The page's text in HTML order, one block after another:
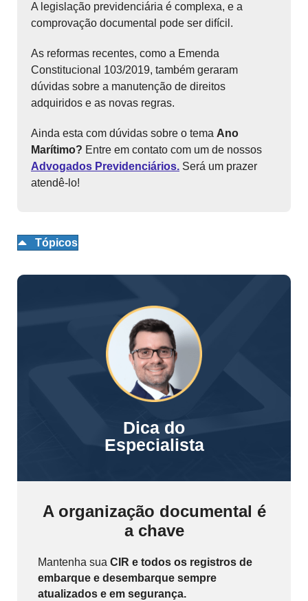
A legislação previdenciária é complexa, e a
comprovação documental pode ser difícil.
As reformas recentes, como a Emenda
Constitucional 103/2019, também geraram
dúvidas sobre a manutenção de direitos
adquiridos e as novas regras.
Ainda esta com dúvidas sobre o tema Ano
Marítimo? Entre em contato com um de nossos
Advogados Previdenciários. Será um prazer
atendê-lo!
Tópicos
Dica do
Especialista
A organização documental é
a chave
Mantenha sua CIR e todos os registros de
embarque e desembarque sempre
atualizados e em segurança.